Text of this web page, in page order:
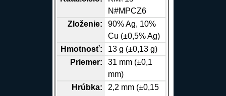
N#MPCZ6
Zloženie:
90%Ag, 10%
Cu (±0,5%Ag)
Hmotnosť:
13 g (±0,13 g)
Priemer:
31 mm (±0,1
mm)
Hrúbka:
2,2 mm (±0,15